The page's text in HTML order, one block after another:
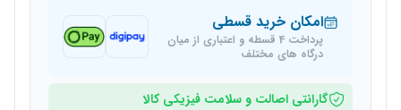
امکان خرید قسطی
پرداخت 4 قسطه و اعتباری از میان
درگاه های مختلف
گارانتی اصالت و سلامت فیزیکی کالا